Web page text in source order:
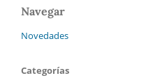
Navegar
Novedades
Categorías